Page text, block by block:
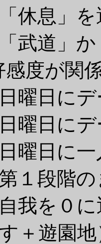
休息」
武道」
感度が関
曜日に
曜日に
曜日に
１段階
我を０
＋遊園